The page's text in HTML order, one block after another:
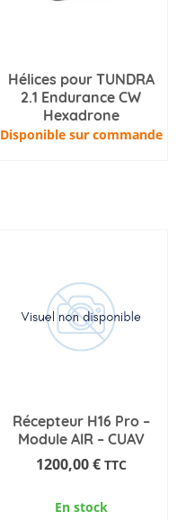
Hélices pour TUNDRA
2.1 Endurance CW
Hexadrone
Disponible sur commande
Récepteur H16 Pro –
Module AIR – CUAV
1200,00€ TTC
En stock